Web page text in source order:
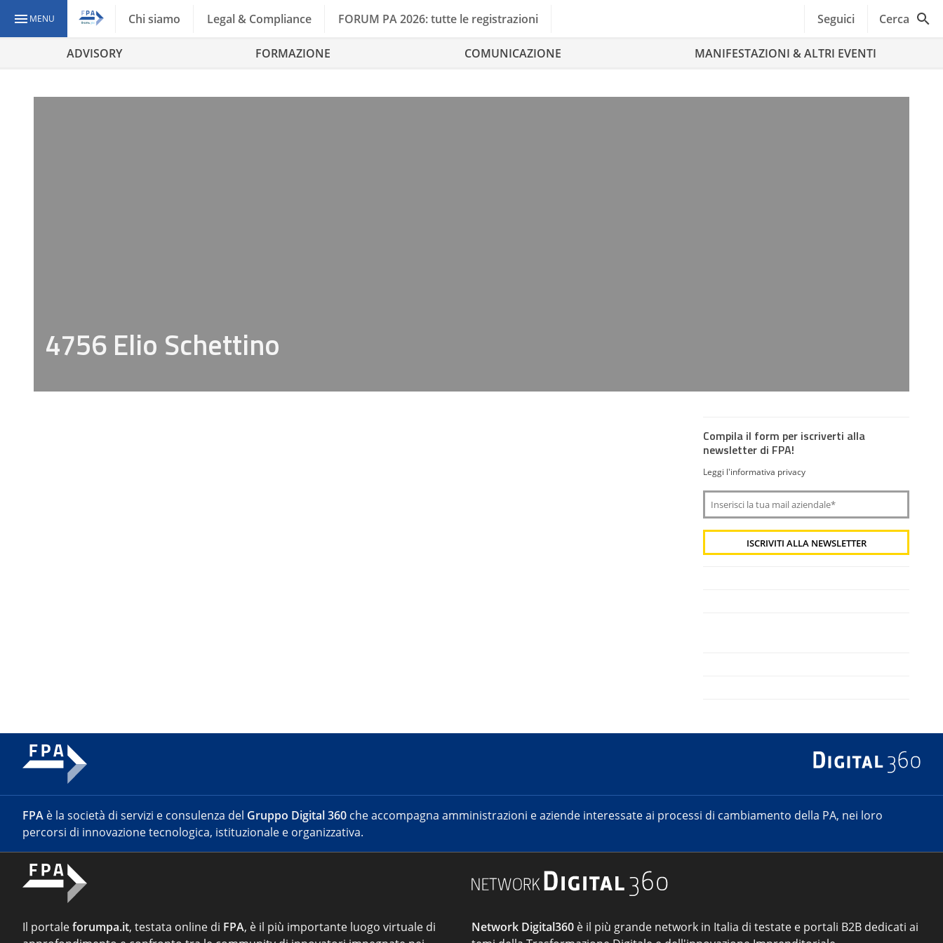
MENU Chi siamo Legal & Compliance FORUM PA 2026: tutte le registrazioni Seguici Cerca
ADVISORY FORMAZIONE COMUNICAZIONE MANIFESTAZIONI & ALTRI EVENTI
4756 Elio Schettino
Compila il form per iscriverti alla
newsletter di FPA!
Leggi l'informativa privacy
FPA è la società di servizi e consulenza del Gruppo Digital 360 che accompagna amministrazioni e aziende interessate ai processi di cambiamento della PA, nei loro
percorsi di innovazione tecnologica, istituzionale e organizzativa.
Il portaleforumpa.it, testata online di FPA, è il più importante luogo virtuale di
Network Digital360 è il più grande network in Italia di testate e portali B2B dedicati ai